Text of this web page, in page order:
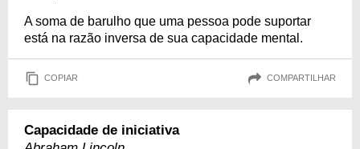
A soma de barulho que uma pessoa pode suportar
está na razão inversa de sua capacidade mental.
COPIAR COMPARTILHAR
Capacidade de iniciativa